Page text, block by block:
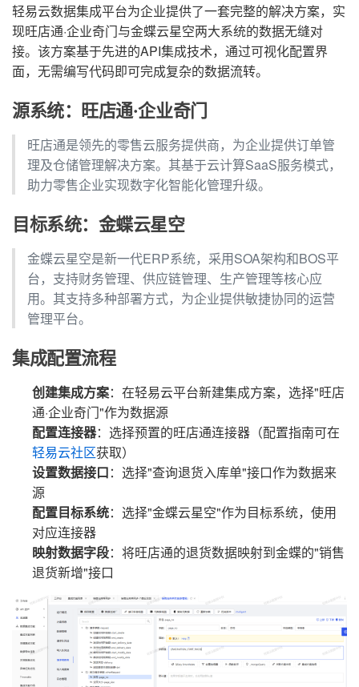
轻易云数据集成平台为企业提供了一套完整的解决方案，实
现旺店通·企业奇门与金蝶云星空两大系统的数据无缝对
接。该方案基于先进的API集成技术，通过可视化配置界
面，无需编写代码即可完成复杂的数据流转。
源系统：旺店通·企业奇门
旺店通是领先的零售云服务提供商，为企业提供订单管
理及仓储管理解决方案。其基于云计算SaaS服务模式，
助力零售企业实现数字化智能化管理升级。
目标系统：金蝶云星空
金蝶云星空是新一代ERP系统，采用SOA架构和BOS平
台，支持财务管理、供应链管理、生产管理等核心应
用。其支持多种部署方式，为企业提供敏捷协同的运营
管理平台。
集成配置流程
创建集成方案：在轻易云平台新建集成方案，选择"旺店
通·企业奇门"作为数据源
配置连接器：选择预置的旺店通连接器（配置指南可在
轻易云社区获取）
设置数据接口：选择"查询退货入库单"接口作为数据来
源
配置目标系统：选择"金蝶云星空"作为目标系统，使用
对应连接器
映射数据字段：将旺店通的退货数据映射到金蝶的"销售
退货新增"接口